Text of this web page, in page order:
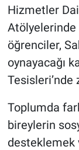
Hizmetler
öğrenciler,
oynayacağı
Toplumda
bireylerin
desteklemek